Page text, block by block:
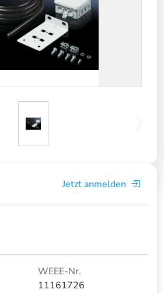
Jetzt anmelden
WEEE-Nr.
11161726